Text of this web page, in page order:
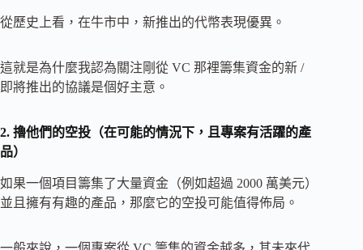
從歷史上看，在牛市中，新推出的代幣表現優異。
這就是為什麼我認為關注剛從 VC 那裡籌集資金的新 /
即將推出的協議是個好主意。
2. 擼他們的空投（在可能的情況下，且專案有活躍的產
品）
如果一個項目籌集了大量資金（例如超過 2000 萬美元）
並且擁有有趣的產品，那麼它的空投可能值得佈局。